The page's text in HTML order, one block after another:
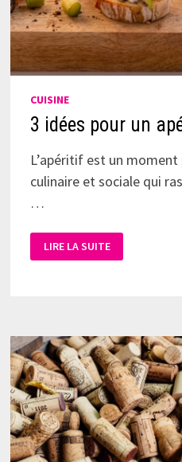
CUISINE
3 idées pour un
L’apéritif est un
culinaire et sociale qui
…
LIRE LA SUITE